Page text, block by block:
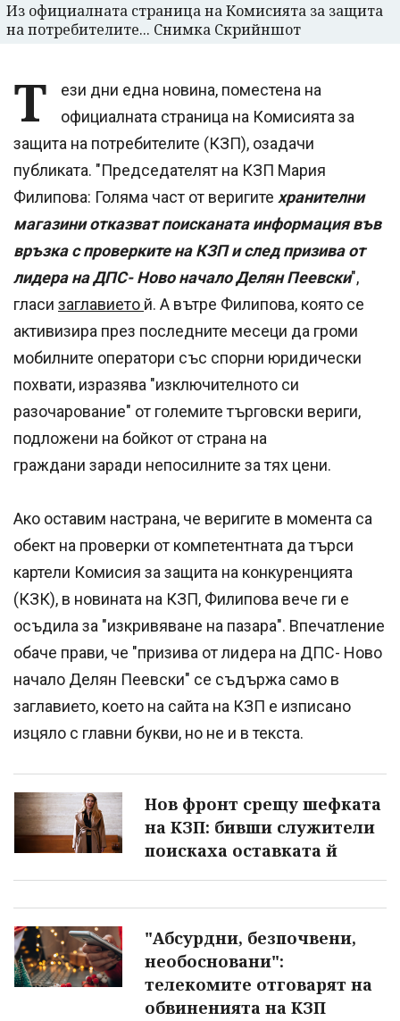
Из официалната страница на Комисията за защита
на потребителите... Снимка Скрийншот
Т
ези дни една новина, поместена на
официалната страница на Комисията за
защита на потребителите (КЗП), озадачи
публиката. "Председателят на КЗП Мария
Филипова: Голяма част от веригите хранителни
магазини отказват поисканата информация във
връзка с проверките на КЗП и след призива от
лидера на ДПС- Ново начало Делян Пеевски",
гласи заглавието й. А вътре Филипова, която се
активизира през последните месеци да громи
мобилните оператори със спорни юридически
похвати, изразява "изключителното си
разочарование" от големите търговски вериги,
подложени на бойкот от страна на
граждани заради непосилните за тях цени.
Ако оставим настрана, че веригите в момента са
обект на проверки от компетентната да търси
картели Комисия за защита на конкуренцията
(КЗК), в новината на КЗП, Филипова вече ги е
осъдила за "изкривяване на пазара". Впечатление
обаче прави, че "призива от лидера на ДПС- Ново
начало Делян Пеевски" се съдържа само в
заглавието, което на сайта на КЗП е изписано
изцяло с главни букви, но не и в текста.
Нов фронт срещу шефката
на КЗП: бивши служители
поискаха оставката й
"Абсурдни, безпочвени,
необосновани":
телекомите отговарят на
обвиненията на КЗП